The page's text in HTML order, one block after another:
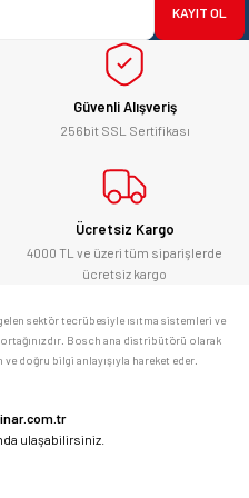
KAYIT OL
Güvenli Alışveriş
256bit SSL Sertifikası
Ücretsiz Kargo
4000 TL ve üzeri tüm siparişlerde
ücretsiz kargo
sektör tecrübesiyle ısıtma sistemleri ve
Bosch ana distribütörü olarak
doğru bilgi anlayışıyla hareket eder.
ulaşabilirsiniz.